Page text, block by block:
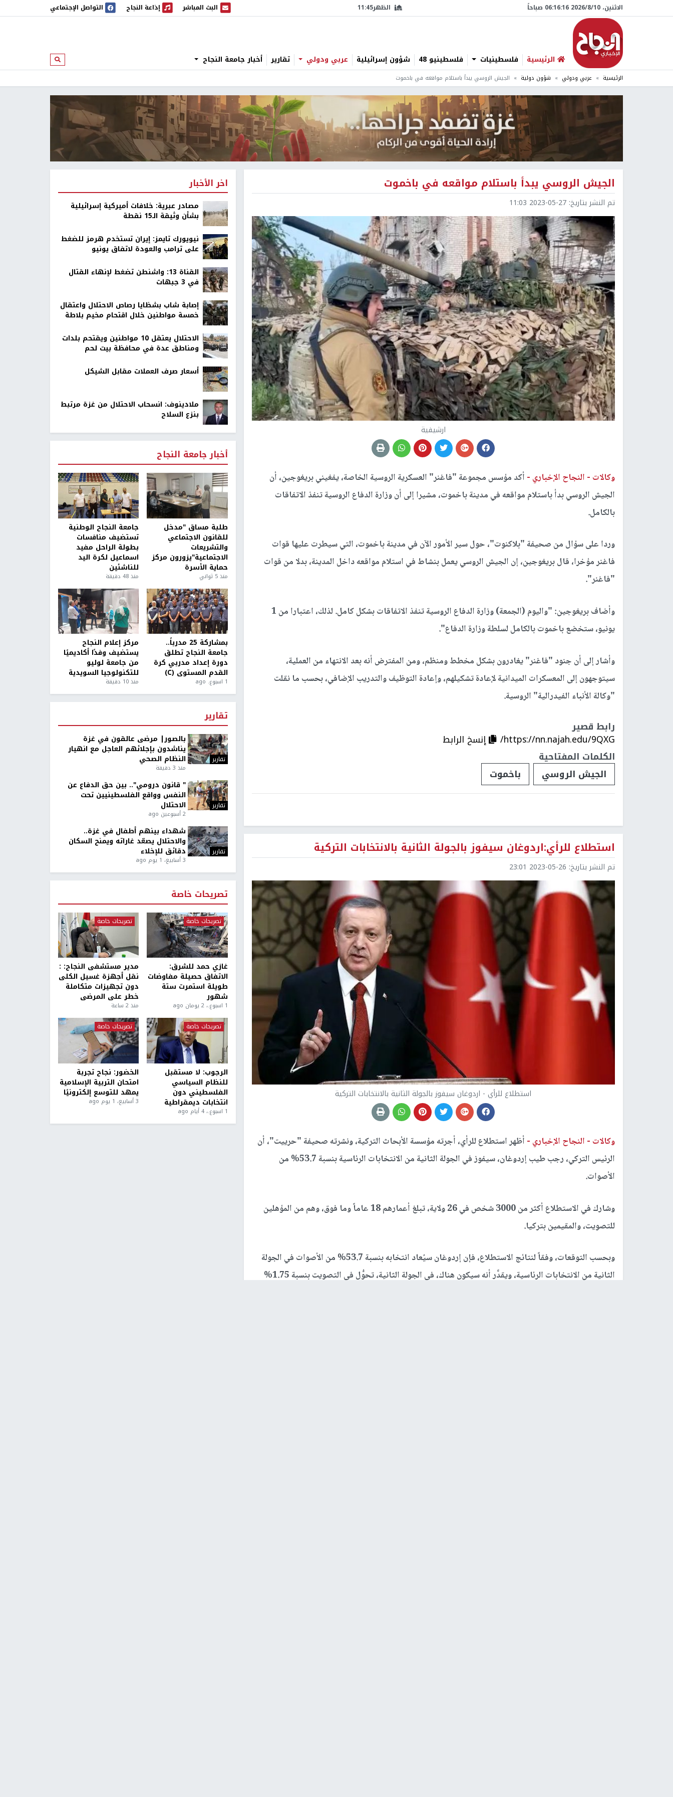
الاثنين، 10/‏8/‏2026 06:16:17 صباحاً الظهر11:45 البث المباشر
البث المباشر إذاعة النجاح
إذاعة النجاح التواصل الإجتماعي
الرئيسية فلسطينيات فلسطينيو 48 شؤون إسرائيلية عربي ودولي تقارير أخبار جامعة النجاح ابحث
الرئيسية عربي ودولي شؤون دولية الجيش الروسي يبدأ باستلام مواقعه في باخموت
الجيش الروسي يبدأ باستلام مواقعه في باخموت
تم النشر بتاريخ: 2023-05-27 11:03
ارشيفية
وكالات - النجاح الإخباري - أكد مؤسس مجموعة "فاغنر" العسكرية الروسية الخاصة، يفغيني بريغوجين، أن
الجيش الروسي بدأ باستلام مواقعه في مدينة باخموت، مشيرا إلى أن وزارة الدفاع الروسية تنفذ الاتفاقات
بالكامل.
وردا على سؤال من صحيفة "بلاكنوت"، حول سير الأمور الآن في مدينة باخموت، التي سيطرت عليها قوات
فاغنر مؤخرا، قال بريغوجين، إن الجيش الروسي يعمل بنشاط في استلام مواقعه داخل المدينة، بدلا من قوات
"فاغنر".
وأضاف بريغوجين: "واليوم (الجمعة) وزارة الدفاع الروسية تنفذ الاتفاقات بشكل كامل. لذلك، اعتبارا من 1
يونيو، ستخضع باخموت بالكامل لسلطة وزارة الدفاع".
وأشار إلى أن جنود "فاغنر" يغادرون بشكل مخطط ومنظم، ومن المفترض أنه بعد الانتهاء من العملية،
سيتوجهون إلى المعسكرات الميدانية لإعادة تشكيلهم، وإعادة التوظيف والتدريب الإضافي، بحسب ما نقلت
"وكالة الأنباء الفيدرالية" الروسية.
رابط قصير
https://nn.najah.edu/9QXG/
إنسخ الرابط
الكلمات المفتاحية
الجيش الروسي
باخموت
استطلاع للرأي:اردوغان سيفوز بالجولة الثانية بالانتخابات التركية
تم النشر بتاريخ: 2023-05-26 23:01
استطلاع للرأي - اردوغان سيفوز بالجولة الثانية بالانتخابات التركية
وكالات - النجاح الإخباري - أظهر استطلاع للرأي، أجرته مؤسسة الأبحاث التركية، ونشرته صحيفة "حرييت"، أن
الرئيس التركي، رجب طيب إردوغان، سيفوز في الجولة الثانية من الانتخابات الرئاسية بنسبة 53.7% من
الأصوات.
وشارك في الاستطلاع أكثر من 3000 شخص في 26 ولاية، تبلغ أعمارهم 18 عاماً وما فوق، وهم من المؤهلين
للتصويت، والمقيمين بتركيا.
وبحسب التوقعات، وفقاً لنتائج الاستطلاع، فإن إردوغان سيُعاد انتخابه بنسبة 53.7% من الأصوات في الجولة
الثانية من الانتخابات الرئاسية، ويقدَّر أنه سيكون هناك، في الجولة الثانية، تحوُّل في التصويت بنسبة 1.75%
اخر الأخبار
مصادر عبرية: خلافات أميركية إسرائيلية
بشأن وثيقة الـ15 نقطة
نيويورك تايمز: إيران تستخدم هرمز للضغط
على ترامب والعودة لاتفاق يونيو
القناة 13: واشنطن تضغط لإنهاء القتال
في 3 جبهات
إصابة شاب بشظايا رصاص الاحتلال واعتقال
خمسة مواطنين خلال اقتحام مخيم بلاطة
الاحتلال يعتقل 10 مواطنين ويقتحم بلدات
ومناطق عدة في محافظة بيت لحم
أسعار صرف العملات مقابل الشيكل
ملادينوف: انسحاب الاحتلال من غزة مرتبط
بنزع السلاح
أخبار جامعة النجاح
طلبة مساق "مدخل
للقانون الاجتماعي
والتشريعات
الاجتماعية"يزورون مركز
حماية الأسرة
منذ 5 ثواني
جامعة النجاح الوطنية
تستضيف منافسات
بطولة الراحل مفيد
اسماعيل لكرة اليد
للناشئين
منذ 48 دقيقة
بمشاركة 25 مدرباً..
جامعة النجاح تطلق
دورة إعداد مدربي كرة
القدم المستوى (C)
1 اسبوع. ago
مركز إعلام النجاح
يستضيف وفدًا أكاديميًا
من جامعة لوليو
للتكنولوجيا السويدية
منذ 10 دقيقة
تقارير
تقارير
بالصور| مرضى عالقون في غزة
يناشدون بإجلائهم العاجل مع انهيار
النظام الصحي
منذ 3 دقيقة
تقارير
" قانون درومي".. بين حق الدفاع عن
النفس وواقع الفلسطينيين تحت
الاحتلال
2 أسبوعين ago
تقارير
شهداء بينهم أطفال في غزة..
والاحتلال يصعّد غاراته ويمنح السكان
دقائق للإخلاء
3 أسابيع، 1 يوم ago
تصريحات خاصة
تصريحات خاصة
غازي حمد للشرق:
الاتفاق حصيلة مفاوضات
طويلة استمرت ستة
شهور
1 اسبوع.، 2 يومان ago
تصريحات خاصة
مدير مستشفى النجاح: :
نقل أجهزة غسيل الكلى
دون تجهيزات متكاملة
خطر على المرضى
منذ 2 ساعة
تصريحات خاصة
الرجوب: لا مستقبل
للنظام السياسي
الفلسطيني دون
انتخابات ديمقراطية
1 اسبوع.، 4 أيام ago
تصريحات خاصة
الخضور: نجاح تجربة
امتحان التربية الإسلامية
يمهد للتوسع إلكترونيًا
3 أسابيع، 1 يوم ago